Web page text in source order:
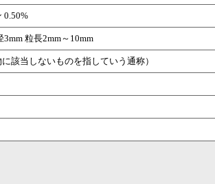
0.50%
粒長2mm～10mm
該当しないものを指していう通称）